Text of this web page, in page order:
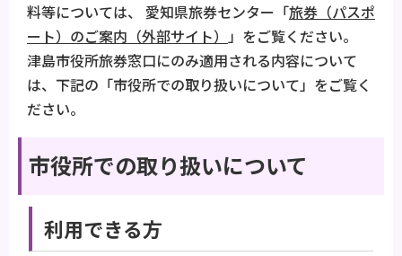
料等については、 愛知県旅券センター「旅券（パスポ
ート）のご案内（外部サイト） 」をご覧ください。
津島市役所旅券窓口にのみ適用される内容について
は、下記の「市役所での取り扱いについて」をご覧く
ださい。
市役所での取り扱いについて
利用できる方